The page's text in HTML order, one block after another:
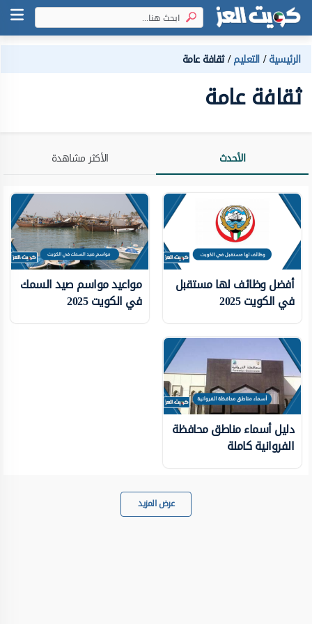
الرئيسية التعليم ثقافة عامة
ثقافة عامة
الأحدث الأكثر مشاهدة
أفضل وظائف لها مستقبل
في الكويت 2025
مواعيد مواسم صيد السمك
في الكويت 2025
دليل أسماء مناطق محافظة
الفروانية كاملة
عرض المزيد